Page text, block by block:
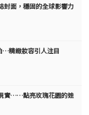
封面，穩固的全球影響力
…精緻妝容引人注目
實……點亮玫瑰花園的娃